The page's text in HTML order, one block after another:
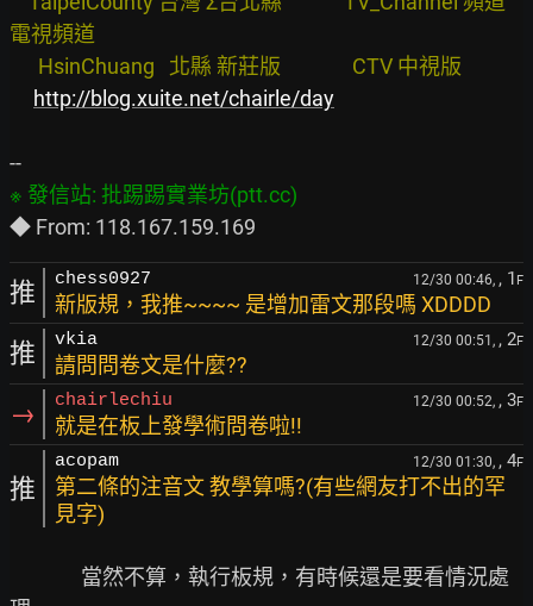
電視頻道
      HsinChuang   北縣 新莊版               CTV 中視版
http://blog.xuite.net/chairle/day
推 chess0927 12/30 00:46, , 1 F
新版規，我推~~~~ 是增加雷文那段嗎 XDDDD
推 vkia 12/30 00:51, , 2F
請問問卷文是什麼??
→ chairlechiu 12/30 00:52, , 3F
就是在板上發學術問卷啦!!
推
acopam 12/30 01:30, , 4F
第二條的注音文 教學算嗎?(有些網友打不出的罕
見字)